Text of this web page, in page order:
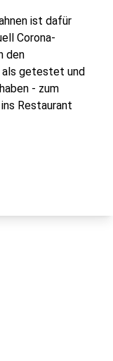
ist dafür
Corona-
den
als getestet und
- zum
Restaurant